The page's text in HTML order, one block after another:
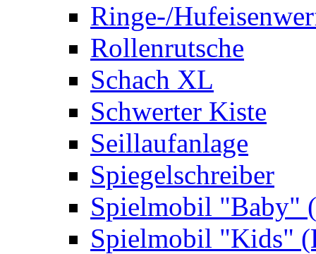
Ringe-/
Rollenrutsche
Schach XL
Schwerter Kiste
Seillaufanlage
Spiegelschreiber
Spielmobil "Baby"
Spielmobil "Kids"